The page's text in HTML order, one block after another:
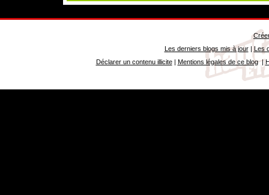
Les derniers blogs mis à jour| Les
Déclarer un contenu illicite| Mentions légales de ce blog|